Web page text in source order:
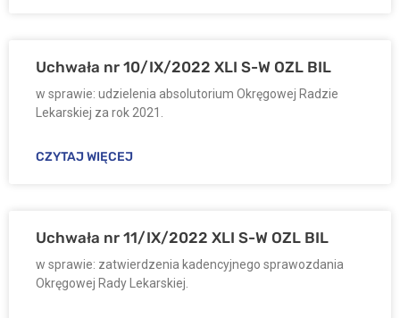
Uchwała nr 10/IX/2022 XLI S-W OZL BIL
w sprawie: udzielenia absolutorium Okręgowej Radzie
Lekarskiej za rok 2021.
CZYTAJ WIĘCEJ
Uchwała nr 11/IX/2022 XLI S-W OZL BIL
w sprawie: zatwierdzenia kadencyjnego sprawozdania
Okręgowej Rady Lekarskiej.